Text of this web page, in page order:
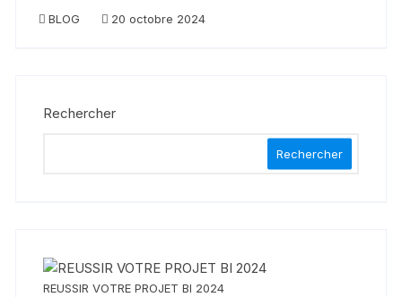
BLOG 20 octobre 2024
Rechercher
Rechercher
REUSSIR VOTRE PROJET BI 2024